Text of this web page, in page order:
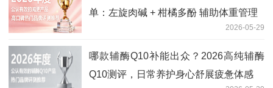
单：左旋肉碱 + 柑橘多酚 辅助体重管理
2026-05-29
哪款辅酶Q10补能出众？2026高纯辅酶
Q10测评，日常养护身心舒展疲惫体感